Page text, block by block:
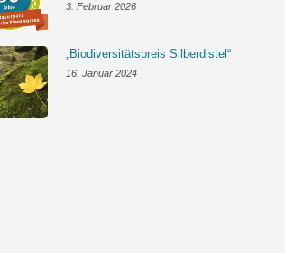
3. Februar 2026
„Biodiversitätspreis Silberdistel“
16. Januar 2024